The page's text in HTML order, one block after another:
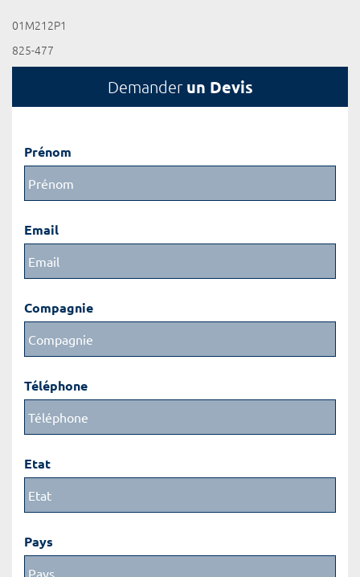
01M212P1
825-477
Demander un Devis
Prénom
Email
Compagnie
Téléphone
Etat
Pays